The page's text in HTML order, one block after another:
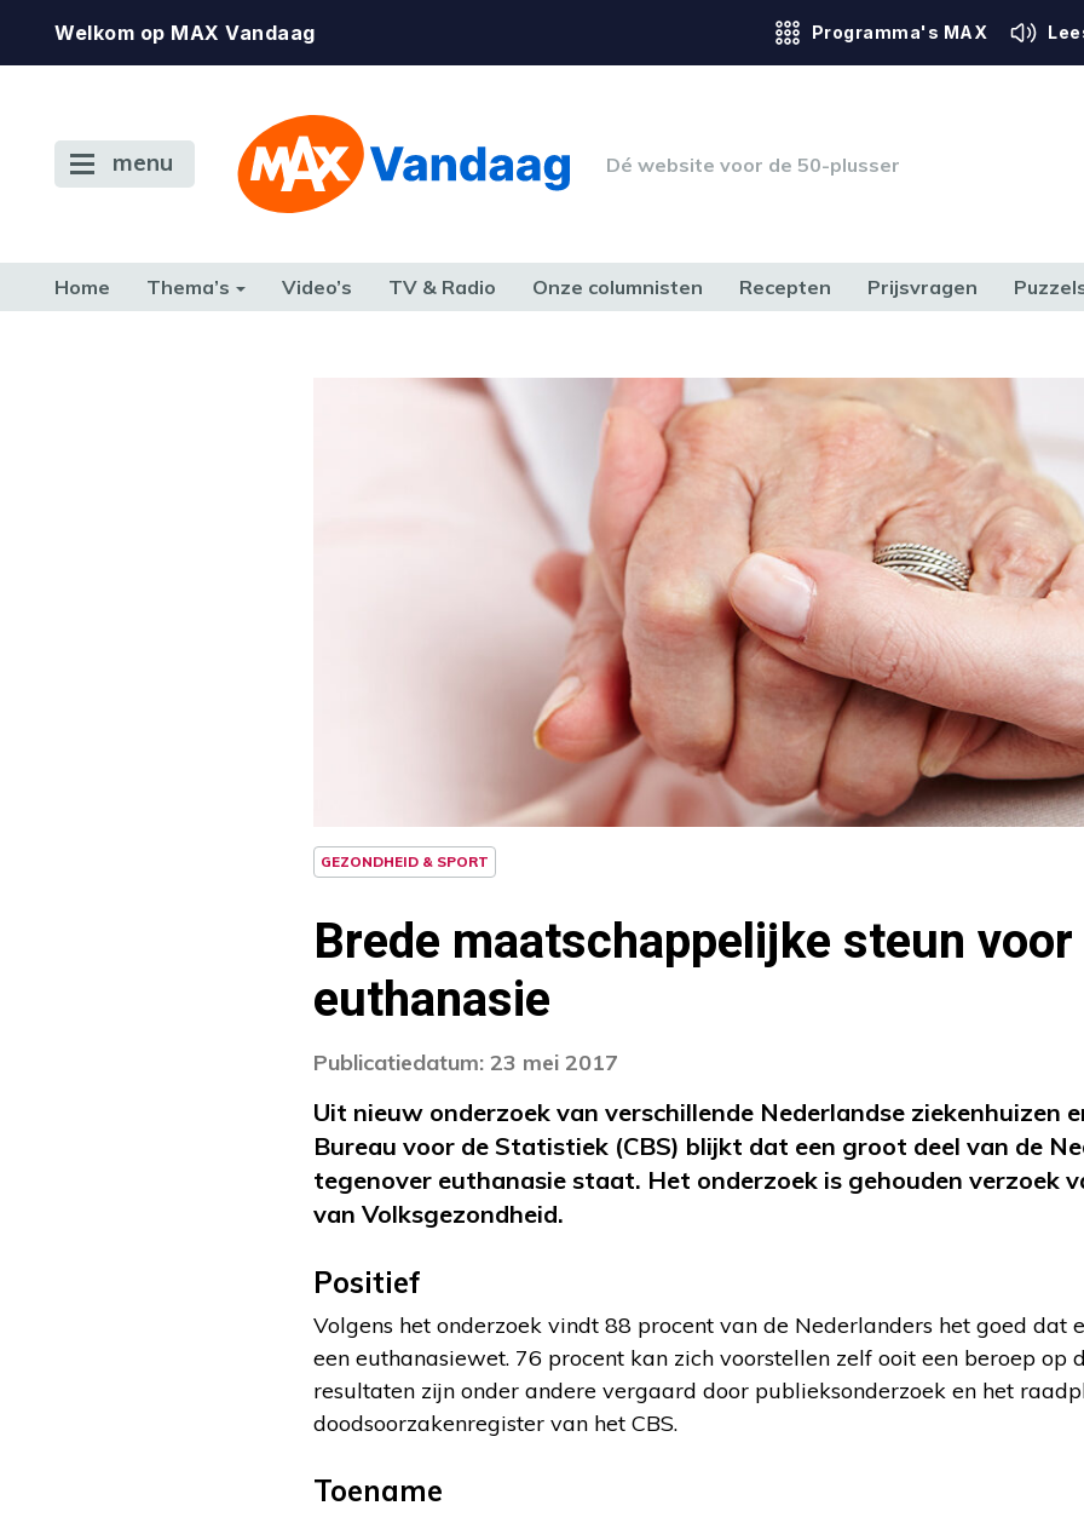
Welkom op MAX Vandaag Programma's MAX
menu Dé website voor de 50-plusser
Home Thema’s Video’s TV & Radio Onze columnisten Recepten Prijsvragen
GEZONDHEID & SPORT
Brede maatschappelijke steun voor
euthanasie
Publicatiedatum: 23 mei 2017
Uit nieuw onderzoek van verschillende Nederlandse ziekenhuizen
Bureau voor de Statistiek (CBS) blijkt dat een groot deel van de
tegenover euthanasie staat. Het onderzoek is gehouden verzoek
van Volksgezondheid.
Positief
Volgens het onderzoek vindt 88 procent van de Nederlanders het goed dat
een euthanasiewet. 76 procent kan zich voorstellen zelf ooit een beroep op
resultaten zijn onder andere vergaard door publieksonderzoek en het
doodsoorzakenregister van het CBS.
Toename